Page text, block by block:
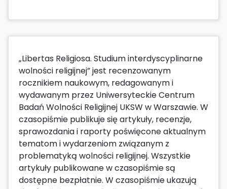
„Libertas Religiosa. Studium interdyscyplinarne
wolności religijnej” jest recenzowanym
rocznikiem naukowym, redagowanym i
wydawanym przez Uniwersyteckie Centrum
Badań Wolności Religijnej UKSW w Warszawie. W
czasopiśmie publikuje się artykuły, recenzje,
sprawozdania i raporty poświęcone aktualnym
tematom i wydarzeniom związanym z
problematyką wolności religijnej. Wszystkie
artykuły publikowane w czasopiśmie są
dostępne bezpłatnie. W czasopiśmie ukazują